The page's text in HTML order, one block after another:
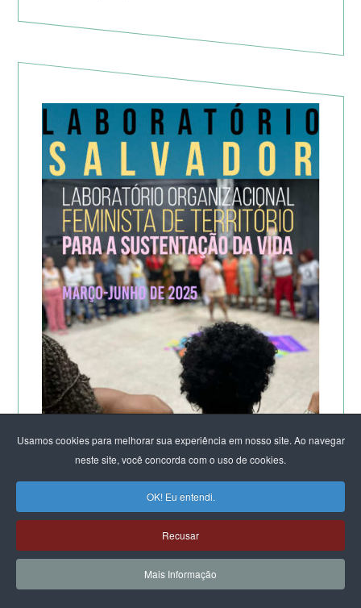
Usamos cookies para melhorar sua experiência em nosso site. Ao navegar
neste site, você concorda com o uso de cookies.
OK! Eu entendi.
Recusar
Mais Informação
A POTÊNCIA DO LABORATÓRIO ORGANIZACIONAL
FEMINISTA PARA A SUSTENTAÇÃO DA VIDA
DE SALVADOR